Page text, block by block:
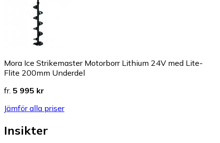
Mora Ice Strikemaster Motorborr Lithium 24V med Lite-
Flite 200mm Underdel
fr. 5 995 kr
Jämför alla priser
Insikter